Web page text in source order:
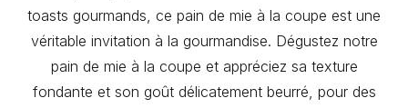
toasts gourmands, ce pain de mie à la coupe est une
véritable invitation à la gourmandise. Dégustez notre
pain de mie à la coupe et appréciez sa texture
fondante et son goût délicatement beurré, pour des